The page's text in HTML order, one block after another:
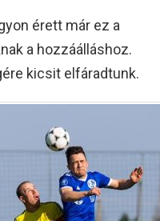
érett már ez a
a hozzáálláshoz.
kicsit elfáradtunk.